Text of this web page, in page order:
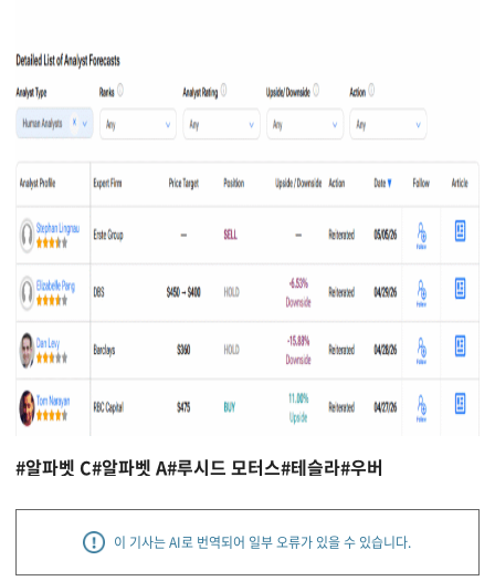
#알파벳 C#알파벳 A#루시드 모터스#테슬라#우버
이 기사는 AI로 번역되어 일부 오류가 있을 수 있습니다.